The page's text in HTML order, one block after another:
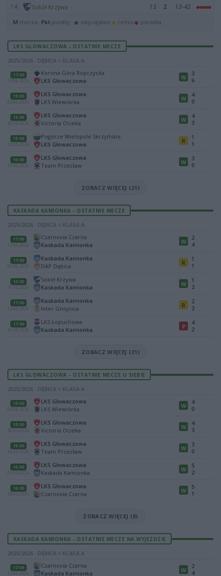
14
Sokół Krzywa 13 2 13-42
M mecze, Pkt punkty · zwycięstwo remis porażka
LKS GŁOWACZOWA - OSTATNIE MECZE
2025/2026 · DĘBICA > KLASA A
17:00
13.06.2026
Korona Góra Ropczycka
LKS Głowaczowa
W
3
6
15:00
04.06.2026
LKS Głowaczowa
LKS Wiewiórka
W
4
0
15:00
30.05.2026
LKS Głowaczowa
Victoria Ocieka
W
4
3
15:00
24.05.2026
Pogórze Wielopole Skrzyńskie
LKS Głowaczowa
R
1
1
16:00
16.05.2026
LKS Głowaczowa
Team Przecław
W
3
0
ZOBACZ WIĘCEJ (21)
KASKADA KAMIONKA - OSTATNIE MECZE
2025/2026 · DĘBICA > KLASA A
17:00
13.06.2026
Czarnovia Czarna
Kaskada Kamionka
W
2
4
17:00
06.06.2026
Kaskada Kamionka
DAP Dębica
R
1
1
13:00
31.05.2026
Sokół Krzywa
Kaskada Kamionka
W
1
2
17:00
23.05.2026
Kaskada Kamionka
Inter Gnojnica
R
2
2
17:00
16.05.2026
LKS Łopuchowa
Kaskada Kamionka
P
4
2
ZOBACZ WIĘCEJ (21)
LKS GŁOWACZOWA - OSTATNIE MECZE U SIEBIE
2025/2026 · DĘBICA > KLASA A
15:00
04.06.2026
LKS Głowaczowa
LKS Wiewiórka
W
4
0
15:00
30.05.2026
LKS Głowaczowa
Victoria Ocieka
W
4
3
16:00
16.05.2026
LKS Głowaczowa
Team Przecław
W
3
0
16:00
01.05.2026
LKS Głowaczowa
Kaskada Kamionka
W
5
2
16:30
18.04.2026
LKS Głowaczowa
Czarnovia Czarna
W
5
1
ZOBACZ WIĘCEJ (8)
KASKADA KAMIONKA - OSTATNIE MECZE NA WYJEZDZIE
2025/2026 · DĘBICA > KLASA A
17:00
13.06.2026
Czarnovia Czarna
Kaskada Kamionka
W
2
4